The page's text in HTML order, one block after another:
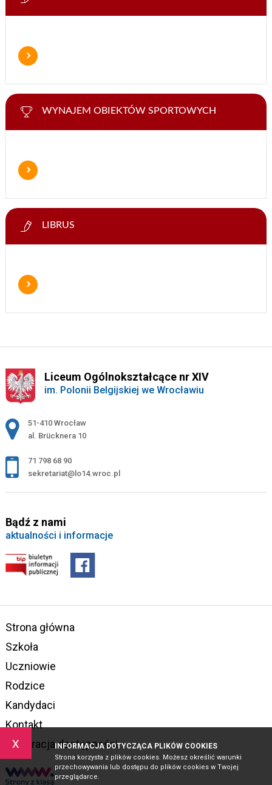
x INFORMACJA DOTYCZĄCA PLIKÓW COOKIES
Strona korzysta z plików cookies. Możesz określić warunki
przechowywania lub dostępu do plików cookies w Twojej
przeglądarce.
WYNAJEM OBIEKTÓW SPORTOWYCH
LIBRUS
Liceum Ogólnokształcące nr XIV
im. Polonii Belgijskiej we Wrocławiu
Adres pocztowy:
51-410 Wrocław
al. Brücknera 10
71 798 68 90
sekretariat@lo14.wroc.pl
Bądź z nami
aktualności i informacje
Strona główna
Szkoła
Uczniowie
Rodzice
Kandydaci
Kontakt
Deklaracja dostępności